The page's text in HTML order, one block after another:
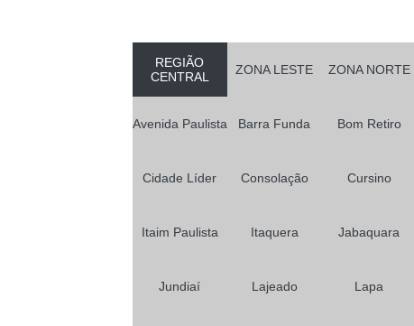
REGIÃO
CENTRAL
ZONA LESTE ZONA NORTE
Avenida Paulista Barra Funda Bom Retiro
Cidade Líder Consolação Cursino
Itaim Paulista Itaquera Jabaquara
Jundiaí Lajeado Lapa